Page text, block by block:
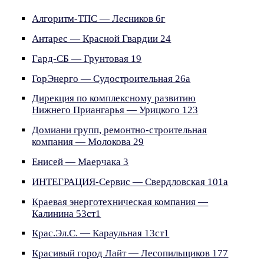
Алгоритм-ТПС — Лесников 6г
Антарес — Красной Гвардии 24
Гард-СБ — Грунтовая 19
ГорЭнерго — Судостроительная 26а
Дирекция по комплексному развитию
Нижнего Приангарья — Урицкого 123
Домиани групп, ремонтно-строительная
компания — Молокова 29
Енисей — Маерчака 3
ИНТЕГРАЦИЯ-Сервис — Свердловская 101а
Краевая энерготехническая компания —
Калинина 53ст1
Крас.Эл.С. — Караульная 13ст1
Красивый город Лайт — Лесопильщиков 177